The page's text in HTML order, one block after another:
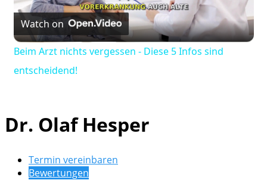
Video
Watch on
Beim Arzt nichts vergessen - Diese 5 Infos sind
entscheidend!
Dr. Olaf Hesper
Termin vereinbaren
Bewertungen